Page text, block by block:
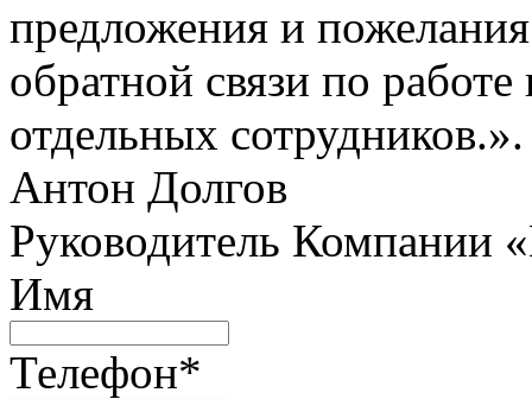
предложения и
обратной связи по
отдельных сотрудников.».
Антон Долгов
Руководитель Компании
Имя
Телефон*